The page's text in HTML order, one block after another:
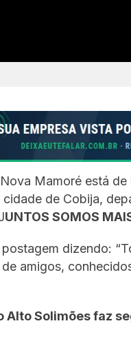
Mamoré está
cidade de Cobija,
UNTOS SOMOS
postagem dizendo:
amigos,
Alto Solimões faz